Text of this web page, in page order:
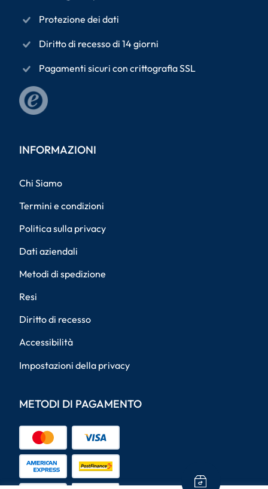
Protezione dei dati
Diritto di recesso di 14 giorni
Pagamenti sicuri con crittografia SSL
INFORMAZIONI
Chi Siamo
Termini e condizioni
Politica sulla privacy
Dati aziendali
Metodi di spedizione
Resi
Diritto di recesso
Accessibilità
Impostazioni della privacy
METODI DI PAGAMENTO